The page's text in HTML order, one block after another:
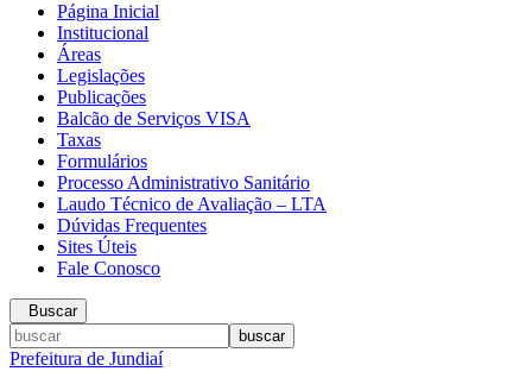
Página Inicial
Institucional
Áreas
Legislações
Publicações
Balcão de Serviços VISA
Taxas
Formulários
Processo Administrativo Sanitário
Laudo Técnico de Avaliação – LTA
Dúvidas Frequentes
Sites Úteis
Fale Conosco
Buscar
Prefeitura de Jundiaí